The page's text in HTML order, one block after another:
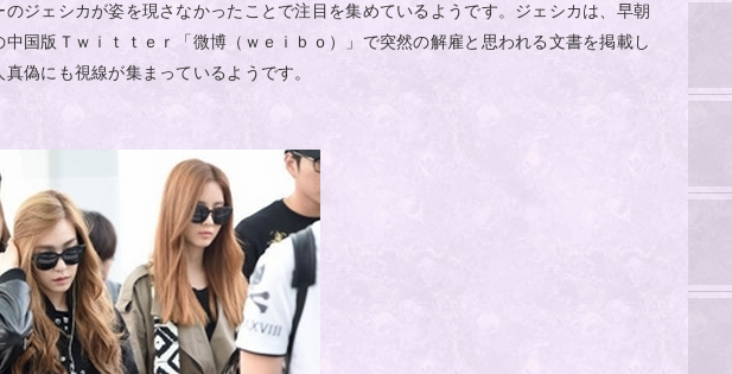
のジェシカが姿を現さなかったことで注目を集めているようです。ジェシカは、早朝
中国版Ｔｗｉｔｔｅｒ「微博（ｗｅｉｂｏ）」で突然の解雇と思われる文書を掲載し
真偽にも視線が集まっているようです。